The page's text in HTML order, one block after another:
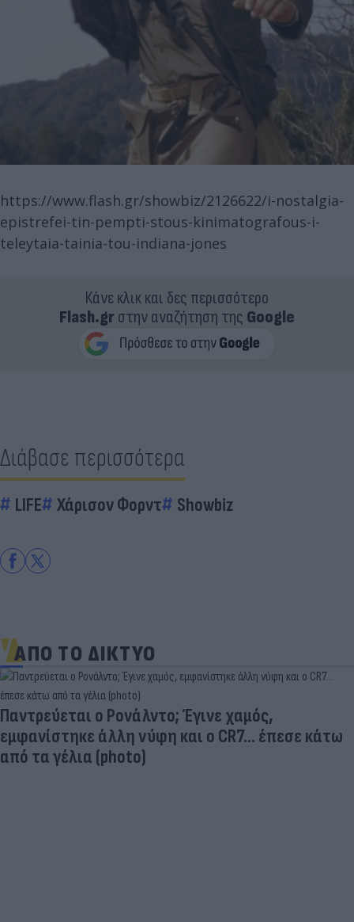
https://www.flash.gr/showbiz/2126622/i-nostalgia-
epistrefei-tin-pempti-stous-kinimatografous-i-
teleytaia-tainia-tou-indiana-jones
Κάνε κλικ και δες περισσότερο
Flash.grστην αναζήτηση της Google
Διάβασε περισσότερα
LIFE Χάρισον Φορντ Showbiz
ΑΠΟ ΤΟ ΔΙΚΤΥΟ
Παντρεύεται ο Ρονάλντο; Έγινε χαμός,
εμφανίστηκε άλλη νύφη και ο CR7… έπεσε κάτω
από τα γέλια (photo)